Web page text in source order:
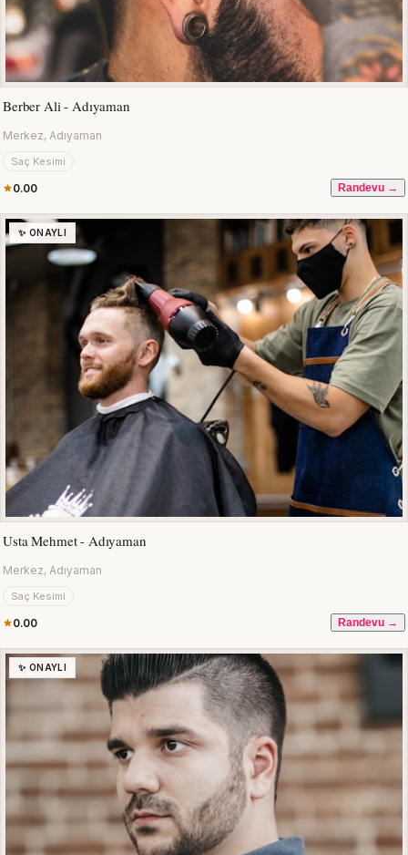
Berber Ali - Adıyaman
Merkez, Adıyaman
Saç Kesimi
0.00 Randevu →
✨ ONAYLI
Usta Mehmet - Adıyaman
Merkez, Adıyaman
Saç Kesimi
0.00 Randevu →
✨ ONAYLI